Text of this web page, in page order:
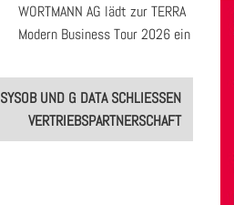
WORTMANN AG lädt zur TERRA
Modern Business Tour 2026 ein
SYSOB UND G DATA SCHLIESSEN V
ERTRIEBSPARTNERSCHAFT